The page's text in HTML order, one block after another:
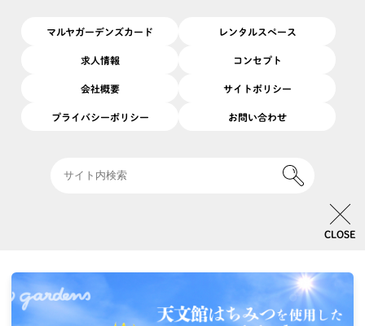
マルヤガーデンズカード レンタルスペース
求人情報 コンセプト
会社概要 サイトポリシー
プライバシーポリシー お問い合わせ
CLOSE
この機会にぜひお立ち寄りくださいませ。
開催時間 10:00 - 20:00